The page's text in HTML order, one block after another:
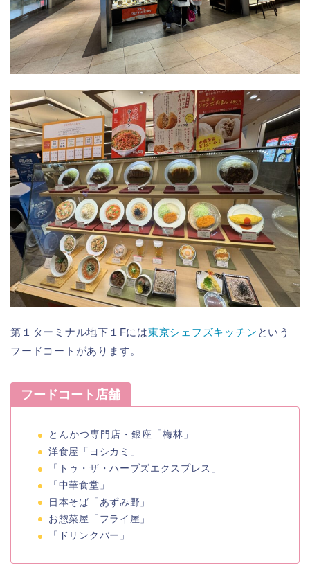
第１ターミナル地下１Fには東京シェフズキッチン という
フードコートがあります。
フードコート店舗
とんかつ専門店・銀座「梅林」
洋食屋「ヨシカミ」
「トゥ・ザ・ハーブズエクスプレス」
「中華食堂」
日本そば「あずみ野」
お惣菜屋「フライ屋」
「ドリンクバー」